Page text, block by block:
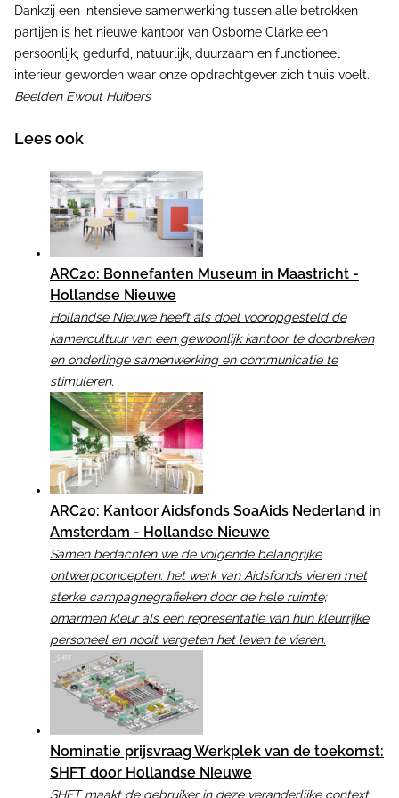
Dankzij een intensieve samenwerking tussen alle betrokken
partijen is het nieuwe kantoor van Osborne Clarke een
persoonlijk, gedurfd, natuurlijk, duurzaam en functioneel
interieur geworden waar onze opdrachtgever zich thuis voelt.
Beelden Ewout Huibers
Lees ook
ARC20: Bonnefanten Museum in Maastricht -
Hollandse Nieuwe
Hollandse Nieuwe heeft als doel vooropgesteld de
kamercultuur van een gewoonlijk kantoor te doorbreken
en onderlinge samenwerking en communicatie te
stimuleren.
ARC20: Kantoor Aidsfonds SoaAids Nederland in
Amsterdam - Hollandse Nieuwe
Samen bedachten we de volgende belangrijke
ontwerpconcepten: het werk van Aidsfonds vieren met
sterke campagnegrafieken door de hele ruimte;
omarmen kleur als een representatie van hun kleurrijke
personeel en nooit vergeten het leven te vieren.
Nominatie prijsvraag Werkplek van de toekomst:
SHFT door Hollandse Nieuwe
SHFT maakt de gebruiker in deze veranderlijke context